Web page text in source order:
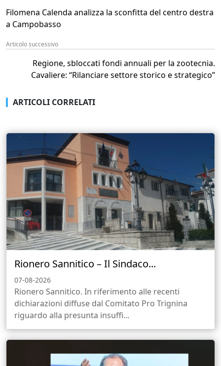
Filomena Calenda analizza la sconfitta del centro destra
a Campobasso
Articolo successivo
Regione, sbloccati fondi annuali per la zootecnia.
Cavaliere: “Rilanciare settore storico e strategico”
ARTICOLI CORRELATI
Rionero Sannitico – Il Sindaco...
07-08-2026
Rionero Sannitico. In riferimento alle recenti
dichiarazioni diffuse dal Comitato Pro Trignina
riguardo alla presunta insuffi...